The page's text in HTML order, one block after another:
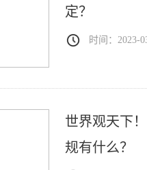
定？
时间：2023-
世界观天下！
规有什么？